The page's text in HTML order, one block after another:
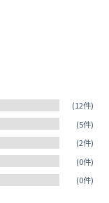
(12件)
(5件)
(2件)
(0件)
(0件)